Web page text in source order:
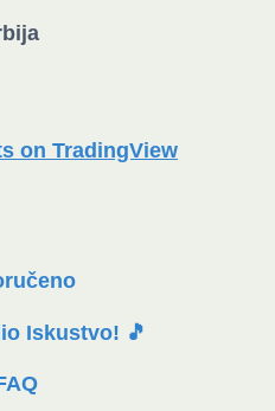
on TradingView
Iskustvo! 🎵